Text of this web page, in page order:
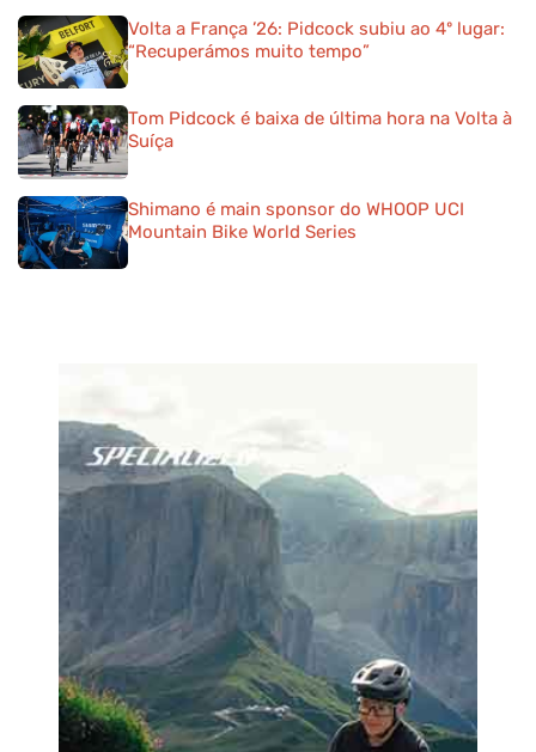
Volta a França ’26: Pidcock subiu ao 4º lugar:
“Recuperámos muito tempo”
Tom Pidcock é baixa de última hora na Volta à
Suíça
Shimano é main sponsor do WHOOP UCI
Mountain Bike World Series